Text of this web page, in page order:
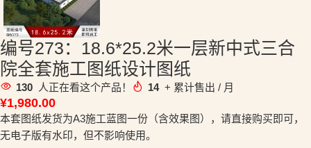
编号273：18.6*25.2米一层新中式三合
院全套施工图纸设计图纸
130 人正在看这个产品！ 14 + 累计售出 / 月
¥1,980.00
本套图纸发货为A3施工蓝图一份（含效果图），请直接购买即可，
无电子版有水印，但不影响使用。